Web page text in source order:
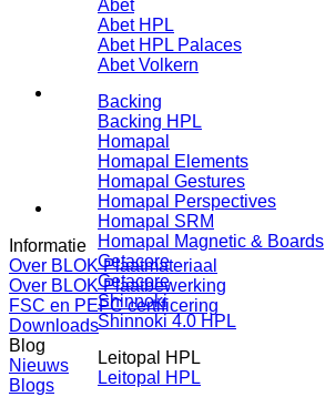
Abet
Abet HPL
Abet HPL Palaces
Abet Volkern
Backing
Backing HPL
Homapal
Homapal Elements
Homapal Gestures
Homapal Perspectives
Homapal SRM
Homapal Magnetic & Boards
Getacore
Getacore
Shinnoki
Shinnoki 4.0 HPL
Leitopal HPL
Leitopal HPL
Informatie
Over BLOK Plaatmateriaal
Over BLOK Plaatbewerking
FSC en PEFC certificering
Downloads
Blog
Nieuws
Blogs